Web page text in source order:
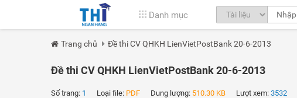
Danh mục
Trang chủ Đề thi CV QHKH LienVietPostBank 20-6-2013
Đề thi CV QHKH LienVietPostBank 20-6-2013
Số trang: 1 Loại file: PDF Dung lượng: 510.30 KB Lượt xem: 3532